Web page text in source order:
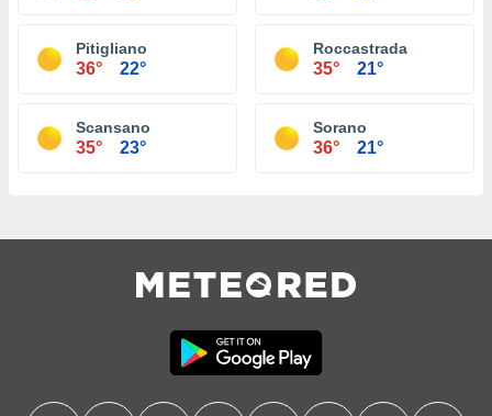
Pitigliano
36° 22°
Roccastrada
35° 21°
Scansano
35° 23°
Sorano
36° 21°